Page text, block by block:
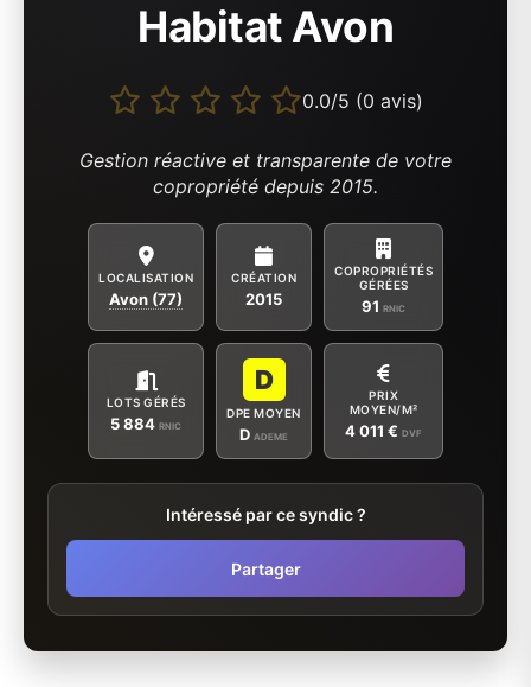
Habitat Avon
0.0/5 (0 avis)
Gestion réactive et transparente de votre
copropriété depuis 2015.
LOCALISATION
Avon (77)
CRÉATION
2015
COPROPRIÉTÉS
GÉRÉES
91 RNIC
LOTS GÉRÉS
5 884 RNIC
D
DPE MOYEN
D ADEME
PRIX
MOYEN/M²
4 011 € DVF
Intéressé par ce syndic ?
Partager